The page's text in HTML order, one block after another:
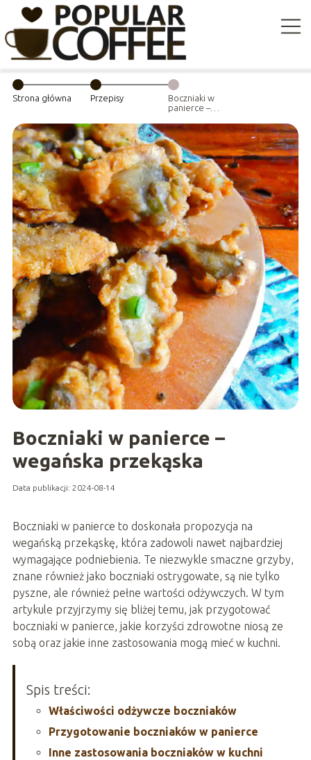
Strona główna Przepisy
Boczniaki w
panierce –
przekąska
Boczniaki w panierce –
wegańska przekąska
Data publikacji: 2024-08-14
Boczniaki w panierce to doskonała propozycja na
wegańską przekąskę, która zadowoli nawet najbardziej
wymagające podniebienia. Te niezwykle smaczne grzyby,
znane również jako boczniaki ostrygowate, są nie tylko
pyszne, ale również pełne wartości odżywczych. W tym
artykule przyjrzymy się bliżej temu, jak przygotować
boczniaki w panierce, jakie korzyści zdrowotne niosą ze
sobą oraz jakie inne zastosowania mogą mieć w kuchni.
Spis treści:
Właściwości odżywcze boczniaków
Przygotowanie boczniaków w panierce
Inne zastosowania boczniaków w kuchni